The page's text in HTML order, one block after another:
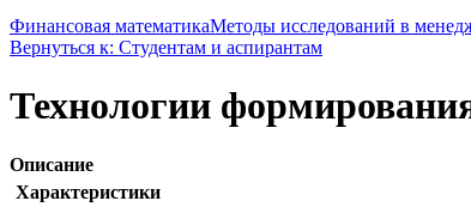
Финансовая математикаМетоды исследований в
Вернуться к: Студентам и аспирантам
Технологии
Описание
Характеристики